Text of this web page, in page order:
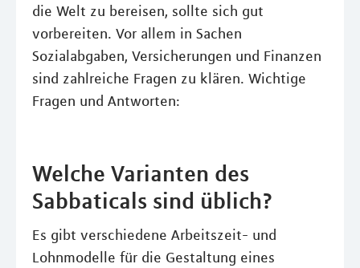
die Welt zu bereisen, sollte sich gut
vorbereiten. Vor allem in Sachen
Sozialabgaben, Versicherungen und Finanzen
sind zahlreiche Fragen zu klären. Wichtige
Fragen und Antworten:
Welche Varianten des
Sabbaticals sind üblich?
Es gibt verschiedene Arbeitszeit- und
Lohnmodelle für die Gestaltung eines